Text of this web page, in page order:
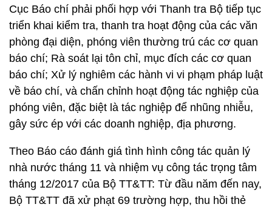
Cục Báo chí phải phối hợp với Thanh tra Bộ tiếp tục
triển khai kiểm tra, thanh tra hoạt động của các văn
phòng đại diện, phóng viên thường trú các cơ quan
báo chí; Rà soát lại tôn chỉ, mục đích các cơ quan
báo chí; Xử lý nghiêm các hành vi vi phạm pháp luật
về báo chí, và chấn chỉnh hoạt động tác nghiệp của
phóng viên, đặc biệt là tác nghiệp để nhũng nhiễu,
gây sức ép với các doanh nghiệp, địa phương.
Theo Báo cáo đánh giá tình hình công tác quản lý
nhà nước tháng 11 và nhiệm vụ công tác trọng tâm
tháng 12/2017 của Bộ TT&TT: Từ đầu năm đến nay,
Bộ TT&TT đã xử phạt 69 trường hợp, thu hồi thẻ